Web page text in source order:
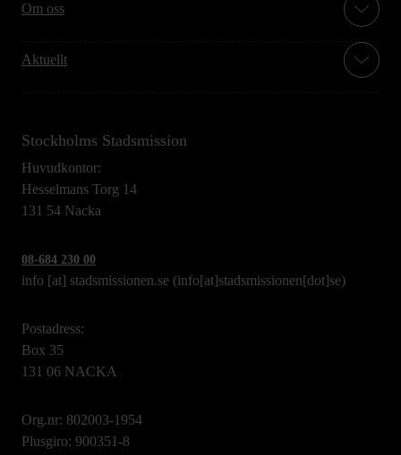
Om oss
Aktuellt
Stockholms Stadsmission
Huvudkontor:
Hesselmans Torg 14
131 54 Nacka
08-684 230 00
info [at] stadsmissionen.se (info[at]stadsmissionen[dot]se)
Postadress:
Box 35
131 06 NACKA
Org.nr: 802003-1954
Plusgiro: 900351-8